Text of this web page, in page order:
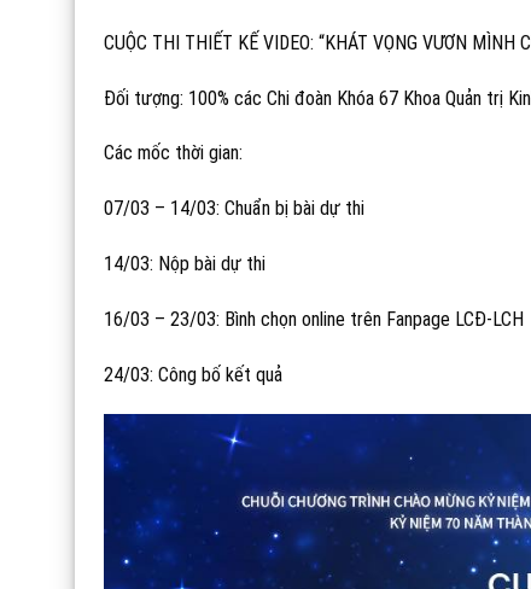
CUỘC THI THIẾT KẾ VIDEO: “KHÁT VỌNG VƯƠN
Đối tượng: 100% các Chi đoàn Khóa 67 Khoa Quản trị
Các mốc thời gian:
07/03 – 14/03: Chuẩn bị bài dự thi
14/03: Nộp bài dự thi
16/03 – 23/03: Bình chọn online trên Fanpage LCĐ-LCH
24/03: Công bố kết quả